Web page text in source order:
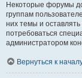
Некоторые форумы
группам
них темы и
потребоваться
администратором
Вернуться к